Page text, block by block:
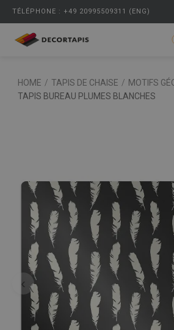
TÉLÉPHONE : +49 20995509311 (ENG)
HOME / TAPIS DE CHAISE / MOTIFS
TAPIS BUREAU PLUMES BLANCHES
‹